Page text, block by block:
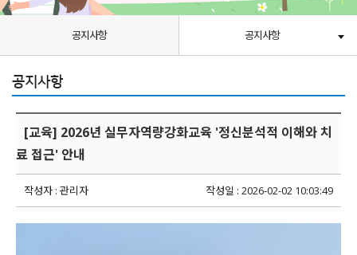
공지사항 공지사항
공지사항
[교육] 2026년 실무자역량강화교육 '정신분석적 이해와 치
료 접근' 안내
작성자 : 관리자 작성일 : 2026-02-02 10:03:49